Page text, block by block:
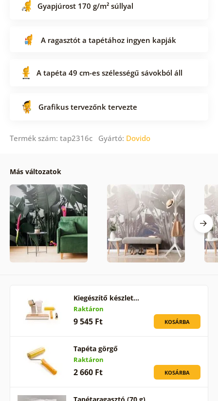
Gyapjúrost 170 g/m² súllyal
A ragasztót a tapétához ingyen kapják
A tapéta 49 cm-es szélességű sávokból áll
Grafikus tervezőnk tervezte
Termék szám: tap2316c Gyártó: Dovido
Más változatok
Kiegészítő készlet…
Raktáron
9 545 Ft KOSÁRBA
Tapéta görgő
Raktáron
2 660 Ft KOSÁRBA